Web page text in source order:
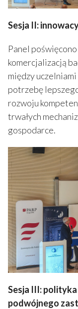
Sesja II:
Panel
komercjalizacją
między
potrzebę
rozwoju
trwałych
gospodarce.
Sesja III:
podwójnego